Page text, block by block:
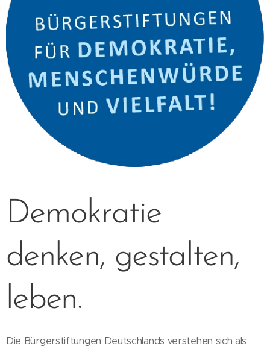
Demokratie
denken, gestalten,
leben.
Die Bürgerstiftungen Deutschlands verstehen sich als